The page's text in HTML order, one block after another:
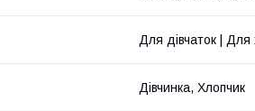
Для дівчаток | Для
Дівчинка, Хлопчик